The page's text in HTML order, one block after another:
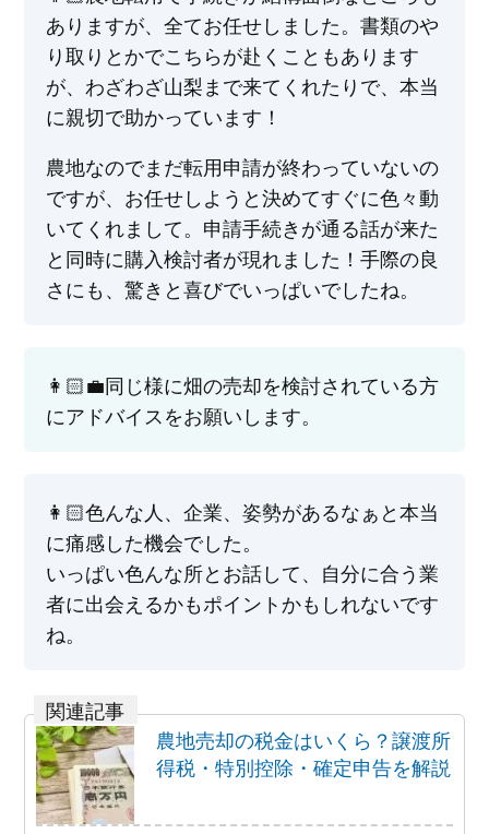
ありますが、全てお任せしました。書類のや
り取りとかでこちらが赴くこともあります
が、わざわざ山梨まで来てくれたりで、本当
に親切で助かっています！
農地なのでまだ転用申請が終わっていないの
ですが、お任せしようと決めてすぐに色々動
いてくれまして。申請手続きが通る話が来た
と同時に購入検討者が現れました！手際の良
さにも、驚きと喜びでいっぱいでしたね。
👩🏻‍💼同じ様に畑の売却を検討されている方
にアドバイスをお願いします。
👩🏻‍色んな人、企業、姿勢があるなぁと本当
に痛感した機会でした。
いっぱい色んな所とお話して、自分に合う業
者に出会えるかもポイントかもしれないです
ね。
農地売却の税金はいくら？譲渡所
得税・特別控除・確定申告を解説